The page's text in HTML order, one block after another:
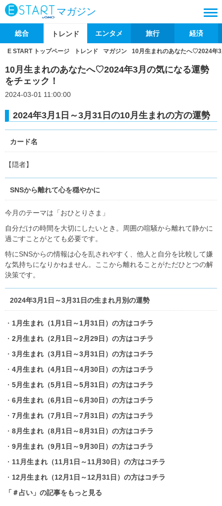
マガジン
総合 トレンド エンタメ 旅行 経済
E START トップページ トレンド マガジン 10月生まれのあなたへ♡2024年
10月生まれのあなたへ♡2024年3月の気になる運勢
をチェック！
2024-03-01 11:00:00
2024年3月1日～3月31日の10月生まれの方の運勢
カード名
【隠者】
SNSから離れて心を穏やかに
今月のテーマは「おひとりさま」
自分だけの時間を大切にしたいとき。周囲の喧騒から離れて静かに
過ごすことがとても必要です。
特にSNSからの情報は心を乱されやすく、他人と自分を比較して嫌
な気持ちになりかねません。ここから離れることがただひとつの解
決策です。
2024年3月1日～3月31日の生まれ月別の運勢
・ 1月生まれ（1月1日～1月31日）の方はコチラ
・ 2月生まれ（2月1日～2月29日）の方はコチラ
・ 3月生まれ（3月1日～3月31日）の方はコチラ
・ 4月生まれ（4月1日～4月30日）の方はコチラ
・ 5月生まれ（5月1日～5月31日）の方はコチラ
・ 6月生まれ（6月1日～6月30日）の方はコチラ
・ 7月生まれ（7月1日～7月31日）の方はコチラ
・ 8月生まれ（8月1日～8月31日）の方はコチラ
・ 9月生まれ（9月1日～9月30日）の方はコチラ
・ 11月生まれ（11月1日～11月30日）の方はコチラ
・ 12月生まれ（12月1日～12月31日）の方はコチラ
「＃占い」の記事をもっと見る